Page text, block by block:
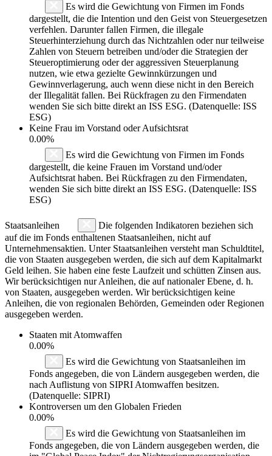
Es wird die Gewichtung von Firmen im Fonds
dargestellt, die die Intention und den Geist von Steuergesetzen
verfehlen. Darunter fallen Firmen, die illegale
Steuerhinterziehung durch das Nichtzahlen oder nur teilweise
Zahlen von Steuern betreiben und/oder die Strategien der
Steueroptimierung oder der aggressiven Steuerplanung
nutzen, wie etwa gezielte Gewinnkürzungen und
Gewinnverlagerung, auch wenn diese nicht in den Bereich
der Illegalität fallen. Bei Rückfragen zu den Firmendaten
wenden Sie sich bitte direkt an ISS ESG. (Datenquelle: ISS
ESG)
Keine Frau im Vorstand oder Aufsichtsrat
0.00%
Es wird die Gewichtung von Firmen im Fonds
dargestellt, die keine Frauen im Vorstand und/oder
Aufsichtsrat haben. Bei Rückfragen zu den Firmendaten,
wenden Sie sich bitte direkt an ISS ESG. (Datenquelle: ISS
ESG)
Staatsanleihen
Die folgenden Indikatoren beziehen sich
auf die im Fonds enthaltenen Staatsanleihen, nicht auf
Unternehmensaktien. Unter Staatsanleihen versteht man Schuldtitel,
die von Staaten ausgegeben werden, die sich auf dem Kapitalmarkt
Geld leihen. Sie haben eine feste Laufzeit und schütten Zinsen aus.
Wir berücksichtigen nur Anleihen, die auf nationaler Ebene, d. h.
von Staaten, ausgegeben werden. Wir berücksichtigen keine
Anleihen, die von regionalen Behörden, Gemeinden oder Regionen
ausgegeben werden.
Staaten mit Atomwaffen
0.00%
Es wird die Gewichtung von Staatsanleihen im
Fonds angegeben, die von Ländern ausgegeben werden, die
nach Auflistung von SIPRI Atomwaffen besitzen.
(Datenquelle: SIPRI)
Kontroversen um den Globalen Frieden
0.00%
Es wird die Gewichtung von Staatsanleihen im
Fonds angegeben, die von Ländern ausgegeben werden, die